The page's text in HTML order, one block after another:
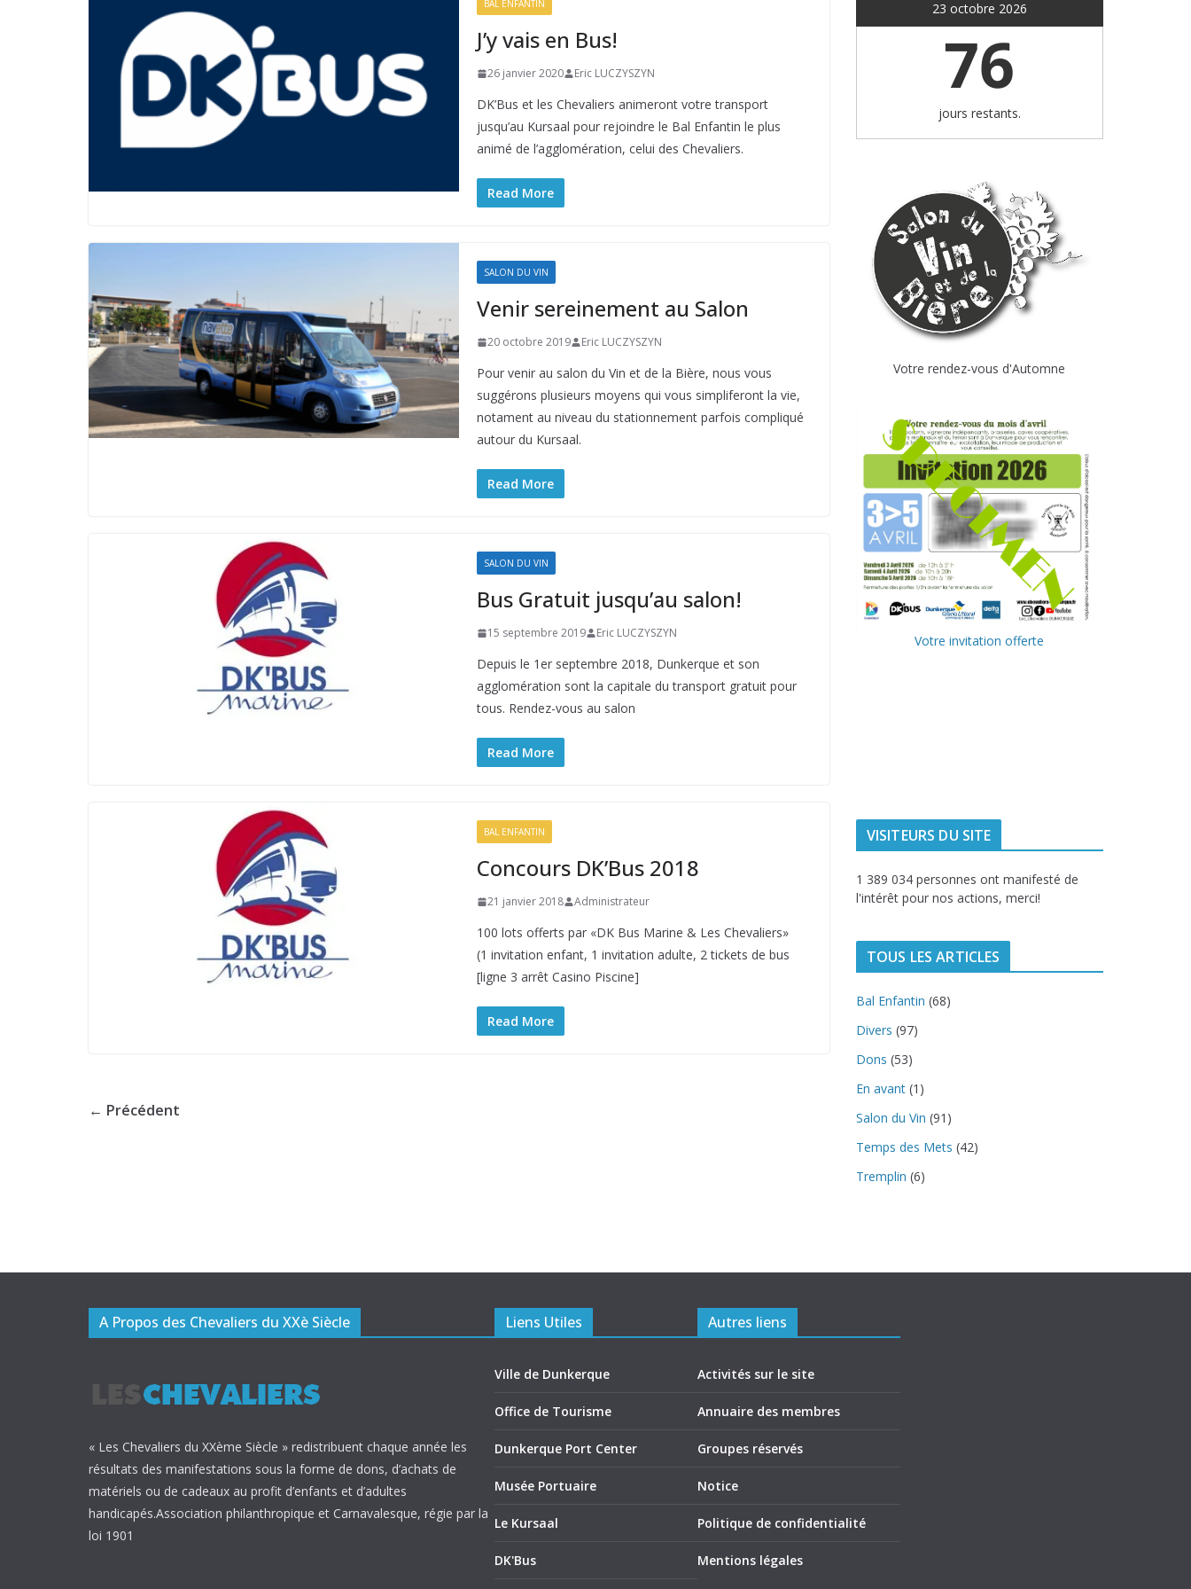
BAL ENFANTIN
J’y vais en Bus!
26 janvier 2020 Eric LUCZYSZYN
DK’Bus et les Chevaliers animeront votre transport
jusqu’au Kursaal pour rejoindre le Bal Enfantin le plus
animé de l’agglomération, celui des Chevaliers.
Read More
SALON DU VIN
Venir sereinement au Salon
20 octobre 2019 Eric LUCZYSZYN
Pour venir au salon du Vin et de la Bière, nous vous
suggérons plusieurs moyens qui vous simpliferont la vie,
notament au niveau du stationnement parfois compliqué
autour du Kursaal.
Read More
SALON DU VIN
Bus Gratuit jusqu’au salon!
15 septembre 2019 Eric LUCZYSZYN
Depuis le 1er septembre 2018, Dunkerque et son
agglomération sont la capitale du transport gratuit pour
tous. Rendez-vous au salon
Read More
BAL ENFANTIN
Concours DK’Bus 2018
21 janvier 2018 Administrateur
100 lots offerts par «DK Bus Marine & Les Chevaliers»
(1 invitation enfant, 1 invitation adulte, 2 tickets de bus
[ligne 3 arrêt Casino Piscine]
Read More
← Précédent
23 octobre 2026
76
jours restants.
Votre rendez-vous d'Automne
Votre invitation offerte
VISITEURS DU SITE
1 389 034 personnes ont manifesté de
l'intérêt pour nos actions, merci!
TOUS LES ARTICLES
Bal Enfantin (68)
Divers (97)
Dons (53)
En avant(1)
Salon du Vin (91)
Temps des Mets (42)
Tremplin (6)
A Propos des Chevaliers du XXè Siècle
« Les Chevaliers du XXème Siècle » redistribuent chaque année les
résultats des manifestations sous la forme de dons, d’achats de
matériels ou de cadeaux au profit d’enfants et d’adultes
handicapés.Association philanthropique et Carnavalesque, régie par la
loi 1901
Liens Utiles
Ville de Dunkerque
Office de Tourisme
Dunkerque Port Center
Musée Portuaire
Le Kursaal
DK'Bus
Autres liens
Activités sur le site
Annuaire des membres
Groupes réservés
Notice
Politique de confidentialité
Mentions légales